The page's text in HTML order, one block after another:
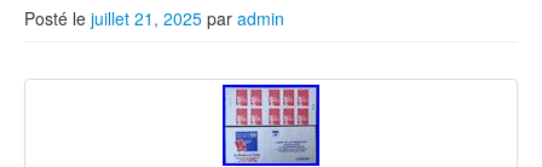
Posté le juillet 21, 2025 par admin